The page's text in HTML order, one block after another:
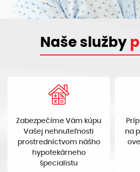
Naše služby
Zabezpečíme Vám kúpu
Vašej nehnuteľnosti
prostredníctvom nášho
hypotekárneho
špecialistu
na